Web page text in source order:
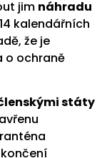
jim náhradu
kalendářních
že je
o ochraně
státy